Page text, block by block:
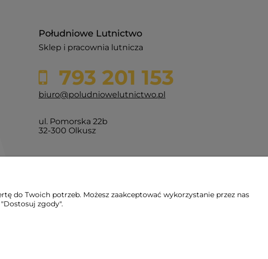
Południowe Lutnictwo
Sklep i pracownia lutnicza
793 201 153
biuro@poludniowelutnictwo.pl
ul. Pomorska 22b
32-300 Olkusz
do Twoich potrzeb. Możesz zaakceptować wykorzystanie przez nas
zgody".